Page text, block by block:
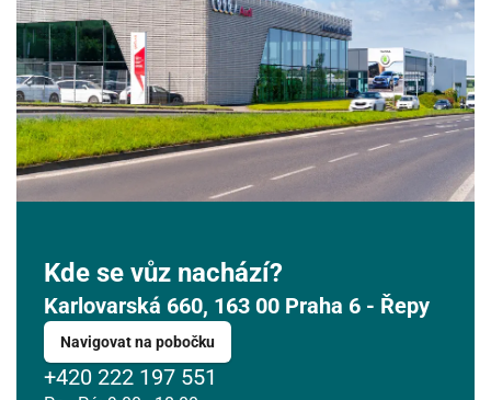
Kde se vůz nachází?
Karlovarská 660, 163 00 Praha 6 - Řepy
Navigovat na pobočku
+420 222 197 551